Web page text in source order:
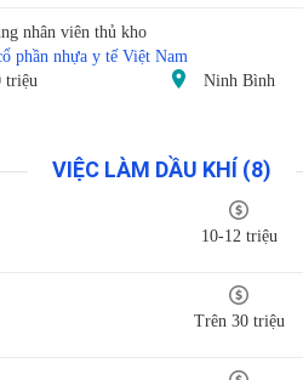
nhân viên thủ kho
phần nhựa y tế Việt Nam
triệu
Ninh Bình
VIỆC LÀM DẦU KHÍ (8)
10-12 triệu
Trên 30 triệu